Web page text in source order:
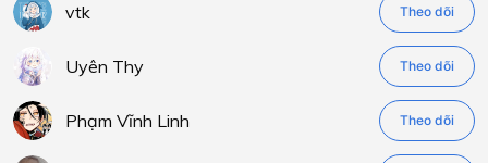
vtk Theo dõi
Uyên Thy Theo dõi
Phạm Vĩnh Linh Theo dõi